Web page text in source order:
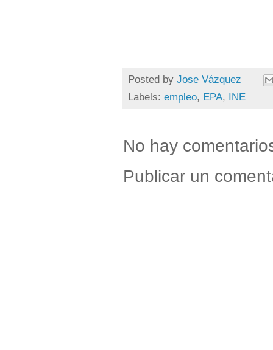
Posted by Jose Vázquez
Labels: empleo, EPA, INE
No hay
Publicar un